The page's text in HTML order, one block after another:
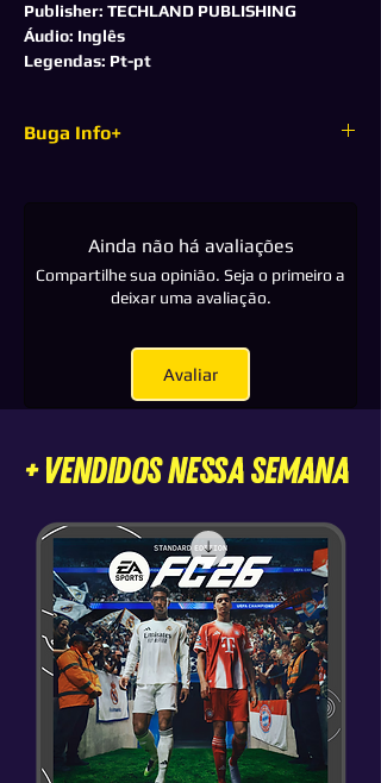
Publisher: TECHLAND PUBLISHING
Áudio: Inglês
Legendas: Pt-pt
Buga Info+
ou cadeado. E ainda você jogará em seu
perfil pessoal com toda a segurança e sem
desconexões.
Ainda não há avaliações
Compartilhe sua opinião. Seja o primeiro a
deixar uma avaliação.
Avaliar
+ VENDIDOS nessa semana